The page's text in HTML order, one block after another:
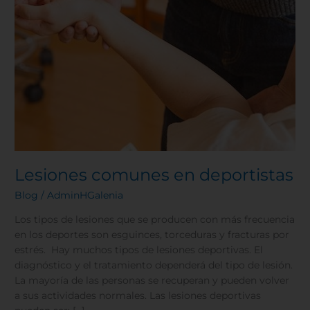
Lesiones comunes en deportistas
Blog / AdminHGalenia
Los tipos de lesiones que se producen con más frecuencia
en los deportes son esguinces, torceduras y fracturas por
estrés. Hay muchos tipos de lesiones deportivas. El
diagnóstico y el tratamiento dependerá del tipo de lesión.
La mayoría de las personas se recuperan y pueden volver
a sus actividades normales. Las lesiones deportivas